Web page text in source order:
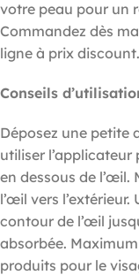
votre peau pour un
Commandez dès
ligne à prix discount.
Conseils
Déposez une petite
utiliser
en dessous de l’œil.
l’œil vers
contour de l’œil
absorbée.
produits pour le